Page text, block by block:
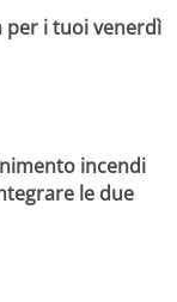
per i tuoi venerdì
incendi
le due